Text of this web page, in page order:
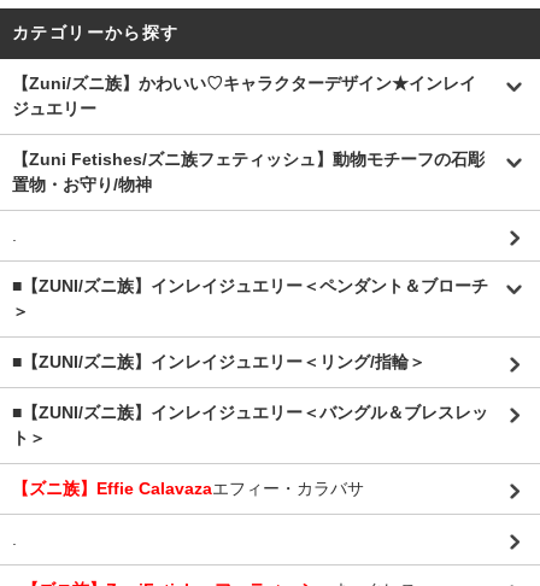
カテゴリーから探す
【Zuni/ズニ族】かわいい♡キャラクターデザイン★インレイ
ジュエリー
【Zuni Fetishes/ズニ族フェティッシュ】動物モチーフの石彫
置物・お守り/物神
.
■【ZUNI/ズニ族】インレイジュエリー＜ペンダント＆ブローチ
＞
■【ZUNI/ズニ族】インレイジュエリー＜リング/指輪＞
■【ZUNI/ズニ族】インレイジュエリー＜バングル＆ブレスレッ
ト＞
【ズニ族】Effie Calavazaエフィー・カラバサ
.